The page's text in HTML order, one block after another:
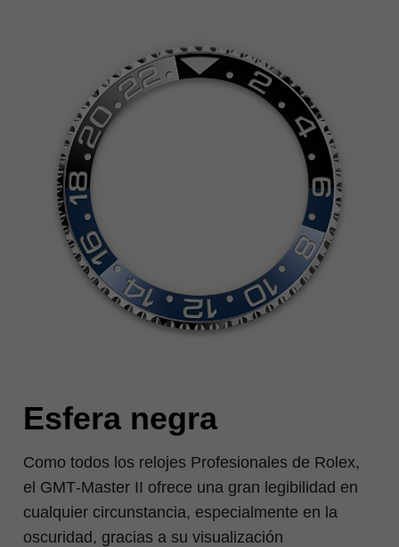
Esfera negra
Como todos los relojes Profesionales de Rolex,
el GMT‑Master II ofrece una gran legibilidad en
cualquier circunstancia, especialmente en la
oscuridad, gracias a su visualización